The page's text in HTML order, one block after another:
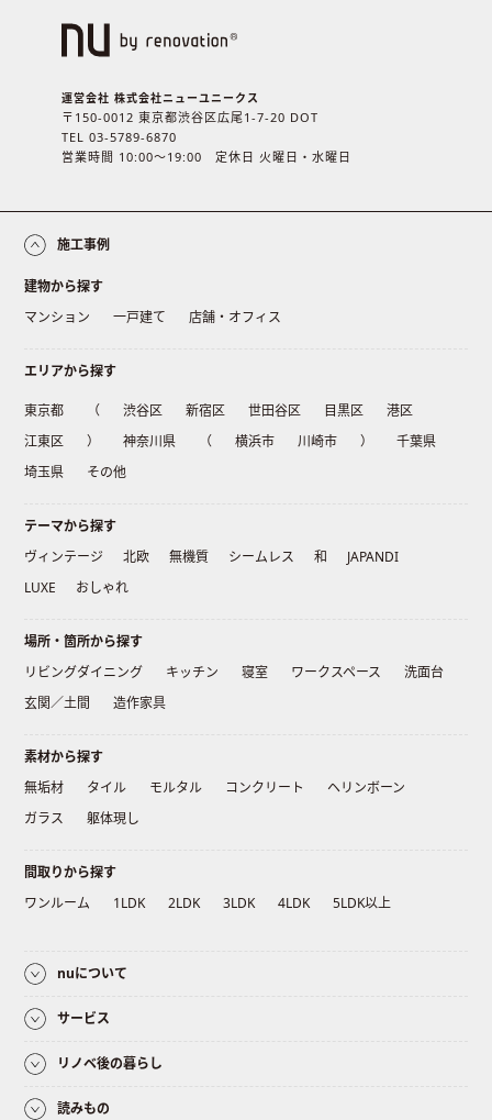
運営会社 株式会社ニューユニークス
〒150-0012 東京都渋谷区広尾1-7-20 DOT
TEL 03-5789-6870
営業時間 10:00〜19:00 定休日 火曜日・水曜日
施工事例
建物から探す
マンション
一戸建て 店舗・オフィス
エリアから探す
東京都 （ 渋谷区 新宿区 世田谷区 目黒区
港区
江東区
） 神奈川県 （ 横浜市 川崎市 ）
千葉県
埼玉県
その他
テーマから探す
ヴィンテージ
北欧 無機質 シームレス 和
JAPANDI
LUXE
おしゃれ
場所・箇所から探す
リビングダイニング
キッチン 寝室 ワークスペース
洗面台
玄関／土間
造作家具
素材から探す
無垢材
タイル モルタル コンクリート
ヘリンボーン
ガラス
躯体現し
間取りから探す
ワンルーム
1LDK 2LDK 3LDK 4LDK 5LDK以上
nuについて
サービス
リノベ後の暮らし
読みもの